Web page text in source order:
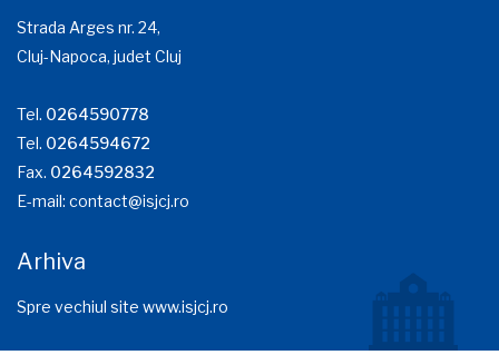
Strada Arges nr. 24,
Cluj-Napoca, judet Cluj
Tel. 0264590778
Tel. 0264594672
Fax. 0264592832
E-mail: contact@isjcj.ro
Arhiva
Spre vechiul site www.isjcj.ro